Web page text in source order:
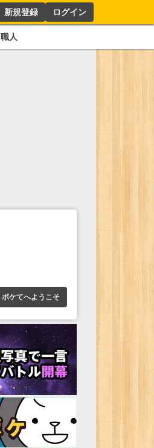
新規登録 ログイン
職人
ボケてへようこそ